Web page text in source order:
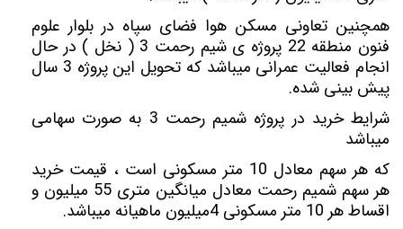
همچنین تعاونی مسکن هوا فضای سپاه در بلوار علوم
فنون منطقه 22 پروژه ی شیم رحمت 3 ( نخل ) در حال
انجام فعالیت عمرانی میباشد که تحویل این پروژه 3 سال
پیش بینی شده.
شرایط خرید در پروژه شمیم رحمت 3 به صورت سهامی
میباشد
که هر سهم معادل 10 متر مسکونی است ، قیمت خرید
هر سهم شمیم رحمت معادل میانگین متری 55 میلیون و
اقساط هر 10 متر مسکونی 4میلیون ماهیانه میباشد.